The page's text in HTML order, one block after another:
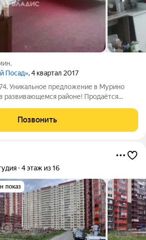
Посад», 4 квартал 2017
Уникальное предложение в Мурино
районе! Продаётся
Ленинградская область,
Мурино, ул. Шоссе
Позвонить
4 этаж из 16
показ